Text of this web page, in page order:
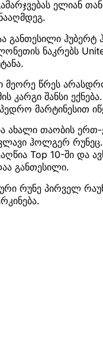
ელიან
განთესილი ჰუბერტ
ნაკრებს
მეორე წრეს
კარგი შანსი
მარტინესით
ახალი თაობის
ჰოლგერ
Top 10-ში და
განთესილი.
რუნე პირველ